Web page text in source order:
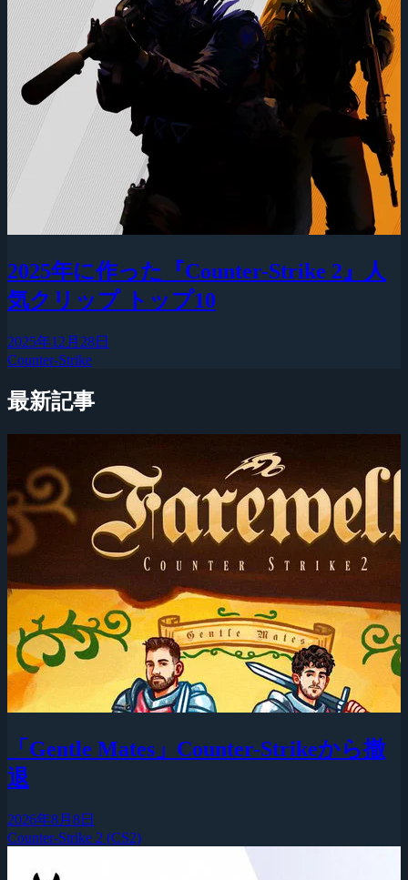
2025年に作った『Counter-Strike 2』人
気クリップ トップ10
2025年12月28日
Counter-Strike
最新記事
「Gentle Mates」Counter-Strikeから撤
退
2026年8月8日
Counter-Strike 2 (CS2)